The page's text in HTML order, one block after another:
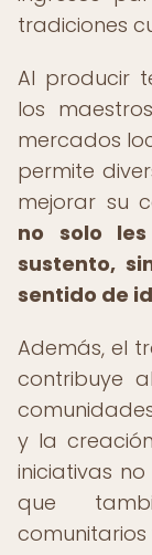
tradiciones
Al producir
los
mercados
permite
mejorar su
no solo
sustento,
sentido de
Además, el
contribuye
y la
iniciativas
que
comunitarios